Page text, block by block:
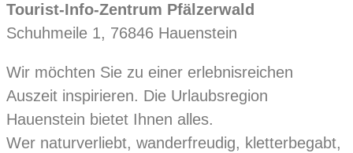
Tourist-Info-Zentrum Pfälzerwald
Schuhmeile 1, 76846 Hauenstein
Wir möchten Sie zu einer erlebnisreichen
Auszeit inspirieren. Die Urlaubsregion
Hauenstein bietet Ihnen alles.
Wer naturverliebt, wanderfreudig, kletterbegabt,